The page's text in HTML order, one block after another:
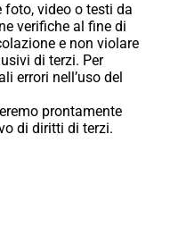
video o testi da
verifiche al fine di
e non violare
di terzi. Per
errori nell’uso del
prontamente
di diritti di terzi.